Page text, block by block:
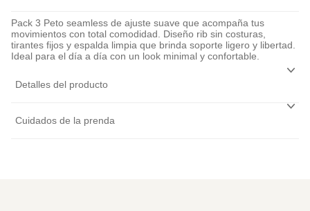
Pack 3 Peto seamless de ajuste suave que acompaña tus
movimientos con total comodidad. Diseño rib sin costuras,
tirantes fijos y espalda limpia que brinda soporte ligero y libertad.
Ideal para el día a día con un look minimal y confortable.
Detalles del producto
Cuidados de la prenda